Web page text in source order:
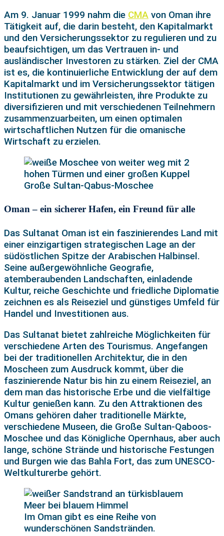
Am 9. Januar 1999 nahm die CMA von Oman ihre
Tätigkeit auf, die darin besteht, den Kapitalmarkt
und den Versicherungssektor zu regulieren und zu
beaufsichtigen, um das Vertrauen in- und
ausländischer Investoren zu stärken. Ziel der CMA
ist es, die kontinuierliche Entwicklung der auf dem
Kapitalmarkt und im Versicherungssektor tätigen
Institutionen zu gewährleisten, ihre Produkte zu
diversifizieren und mit verschiedenen Teilnehmern
zusammenzuarbeiten, um einen optimalen
wirtschaftlichen Nutzen für die omanische
Wirtschaft zu erzielen.
Große Sultan-Qabus-Moschee
Oman – ein sicherer Hafen, ein Freund für alle
Das Sultanat Oman ist ein faszinierendes Land mit
einer einzigartigen strategischen Lage an der
südöstlichen Spitze der Arabischen Halbinsel.
Seine außergewöhnliche Geografie,
atemberaubenden Landschaften, einladende
Kultur, reiche Geschichte und friedliche Diplomatie
zeichnen es als Reiseziel und günstiges Umfeld für
Handel und Investitionen aus.
Das Sultanat bietet zahlreiche Möglichkeiten für
verschiedene Arten des Tourismus. Angefangen
bei der traditionellen Architektur, die in den
Moscheen zum Ausdruck kommt, über die
faszinierende Natur bis hin zu einem Reiseziel, an
dem man das historische Erbe und die vielfältige
Kultur genießen kann. Zu den Attraktionen des
Omans gehören daher traditionelle Märkte,
verschiedene Museen, die Große Sultan-Qaboos-
Moschee und das Königliche Opernhaus, aber auch
lange, schöne Strände und historische Festungen
und Burgen wie das Bahla Fort, das zum UNESCO-
Weltkulturerbe gehört.
Im Oman gibt es eine Reihe von
wunderschönen Sandstränden.